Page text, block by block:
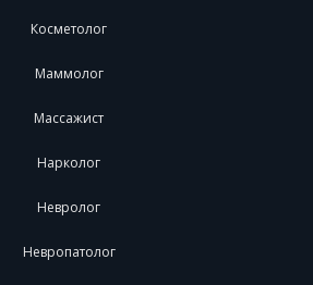
Косметолог
Маммолог
Массажист
Нарколог
Невролог
Невропатолог